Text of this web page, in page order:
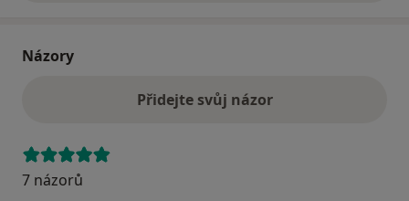
Názory
Přidejte svůj názor
7 názorů